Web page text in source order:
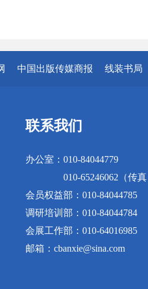
中国出版传媒商报 线装书局
联系我们
办公室：010-84044779
010-65246062（传真
会员权益部：010-84044785
调研培训部：010-84044784
会展工作部：010-64016985
邮箱：cbanxie@sina.com